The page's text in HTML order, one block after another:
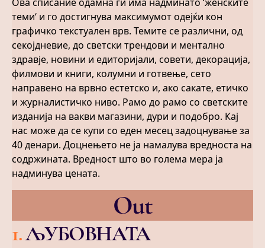
теми‘ и го достигнува максимумот одејќи кон
графичко текстуален врв. Темите се различни, од
секојдневие, до светски трендови и ментално
здравје, новини и едиторијали, совети, декорација,
филмови и книги, колумни и готвење, сето
направено на врвно естетско и, ако сакате, етичко
и журналистичко ниво. Рамо до рамо со светските
изданија на вакви магазини, дури и подобро. Кај
нас може да се купи со еден месец задоцнување за
40 денари. Доцнењето не ја намалува вредноста на
содржината. Вредност што во голема мера ја
надминува цената.
Out
1.ЉУБОВНАТА